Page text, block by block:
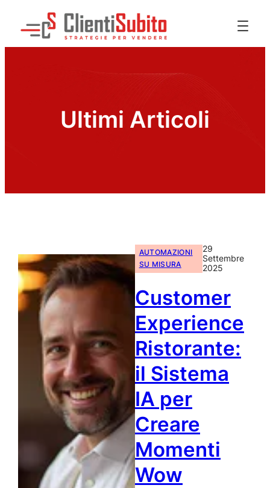
Ultimi Articoli
AUTOMAZIONI
SU MISURA
29
Settembre
2025
Customer
Experience
Ristorante:
il Sistema
IA per
Creare
Momenti
Wow